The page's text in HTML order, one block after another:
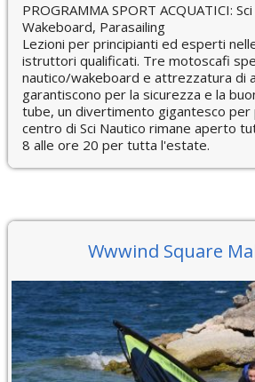
PROGRAMMA SPORT ACQUATICI:
Wakeboard, Parasailing
Lezioni per principianti ed esperti
istruttori qualificati. Tre motoscafi
nautico/wakeboard e attrezzatura di
garantiscono per la sicurezza e la
tube, un divertimento gigantesco per
centro di Sci Nautico rimane aperto
8 alle ore 20 per tutta l'estate.
Wwwind Square